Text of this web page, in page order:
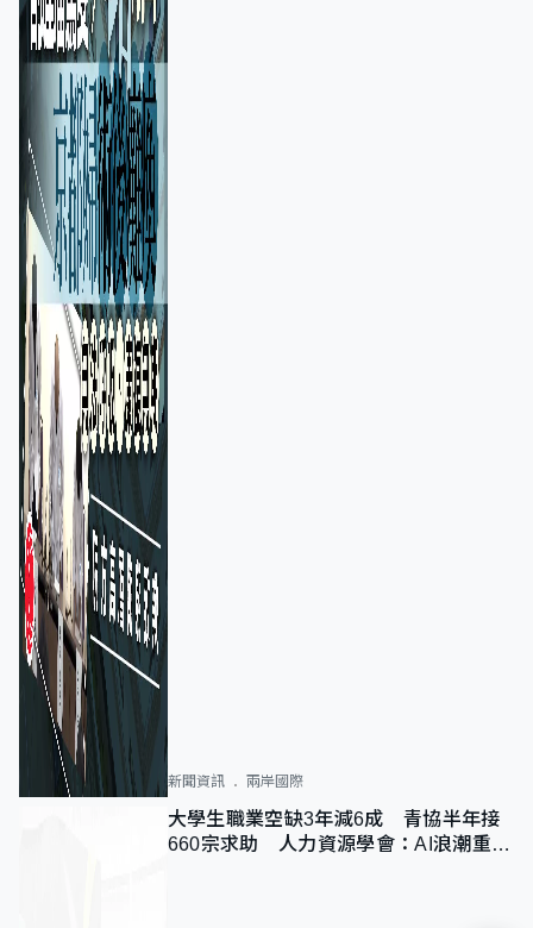
新聞資訊 兩岸國際
大學生職業空缺3年減6成 青協半年接
660宗求助 人力資源學會：AI浪潮重整